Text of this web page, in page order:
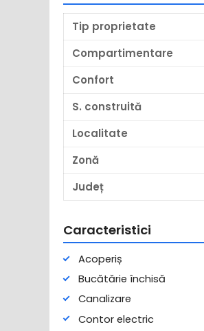
Tip proprietate
Compartimentare
Confort
S. construită
Localitate
Zonă
Județ
Caracteristici
Acoperiș
Bucătărie închisă
Canalizare
Contor electric